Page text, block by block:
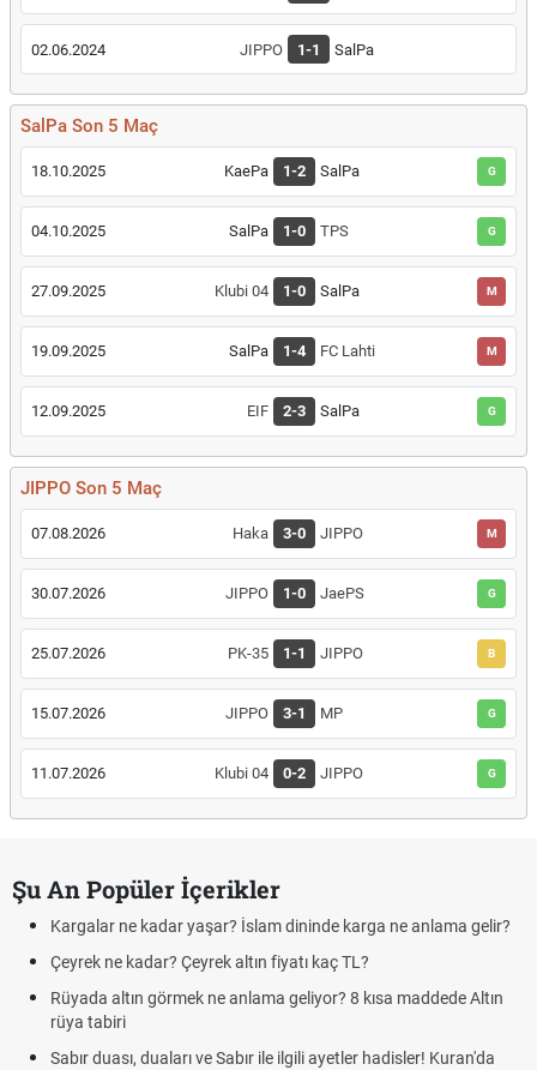
02.06.2024 JIPPO 1-1 SalPa
SalPa Son 5 Maç
18.10.2025 KaePa 1-2 SalPa G
04.10.2025 SalPa 1-0 TPS G
27.09.2025 Klubi 04 1-0 SalPa M
19.09.2025 SalPa 1-4 FC Lahti M
12.09.2025 EIF 2-3 SalPa G
JIPPO Son 5 Maç
07.08.2026 Haka 3-0 JIPPO M
30.07.2026 JIPPO 1-0 JaePS G
25.07.2026 PK-35 1-1 JIPPO B
15.07.2026 JIPPO 3-1 MP G
11.07.2026 Klubi 04 0-2 JIPPO G
Şu An Popüler İçerikler
Kargalar ne kadar yaşar? İslam dininde karga ne anlama gelir?
Çeyrek ne kadar? Çeyrek altın fiyatı kaç TL?
Rüyada altın görmek ne anlama geliyor? 8 kısa maddede Altın
rüya tabiri
Sabır duası, duaları ve Sabır ile ilgili ayetler hadisler! Kuran'da